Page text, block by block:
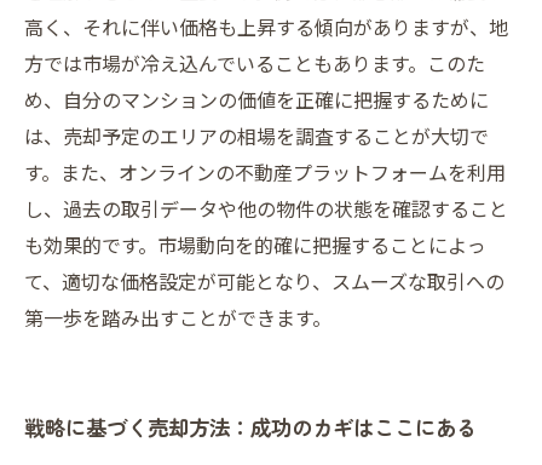
高く、それに伴い価格も上昇する傾向がありますが、地
方では市場が冷え込んでいることもあります。このた
め、自分のマンションの価値を正確に把握するために
は、売却予定のエリアの相場を調査することが大切で
す。また、オンラインの不動産プラットフォームを利用
し、過去の取引データや他の物件の状態を確認すること
も効果的です。市場動向を的確に把握することによっ
て、適切な価格設定が可能となり、スムーズな取引への
第一歩を踏み出すことができます。
戦略に基づく売却方法：成功のカギはここにある